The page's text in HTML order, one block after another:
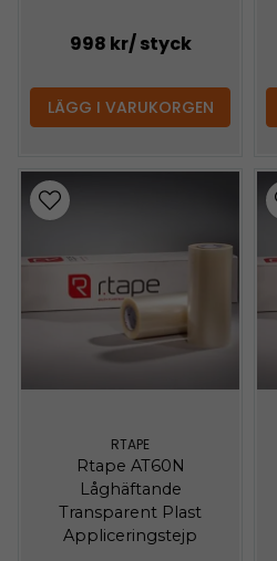
998 kr/ styck
LÄGG I VARUKORGEN
RTAPE
Rtape AT60N
Låghäftande
Transparent Plast
Appliceringstejp